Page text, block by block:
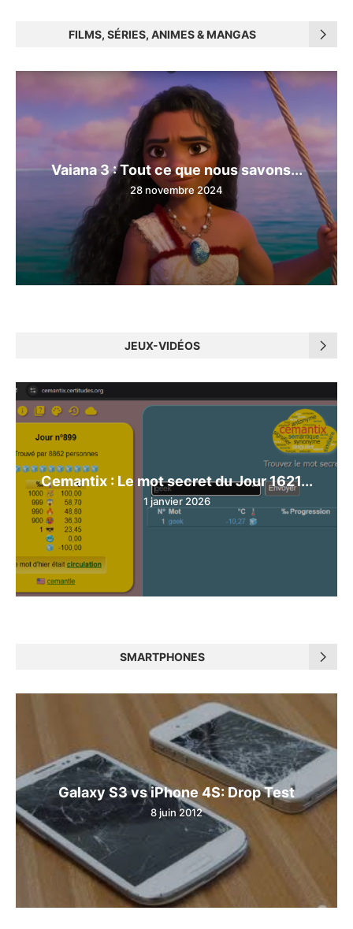
FILMS, SÉRIES, ANIMES & MANGAS
Vaiana 3 : Tout ce que nous savons...
28 novembre 2024
JEUX-VIDÉOS
Cemantix : Le mot secret du Jour 1621...
1 janvier 2026
SMARTPHONES
Galaxy S3 vs iPhone 4S: Drop Test
8 juin 2012